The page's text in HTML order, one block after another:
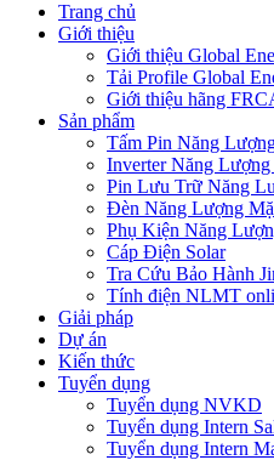
Trang chủ
Giới thiệu
Giới thiệu Global
Tải Profile Global
Giới thiệu hãng
Sản phẩm
Tấm Pin Năng
Inverter Năng
Pin Lưu Trữ Năng
Đèn Năng Lượng
Phụ Kiện Năng
Cáp Điện Solar
Tra Cứu Bảo Hành
Tính điện NLMT
Giải pháp
Dự án
Kiến thức
Tuyển dụng
Tuyển dụng NVKD
Tuyển dụng Intern
Tuyển dụng Intern